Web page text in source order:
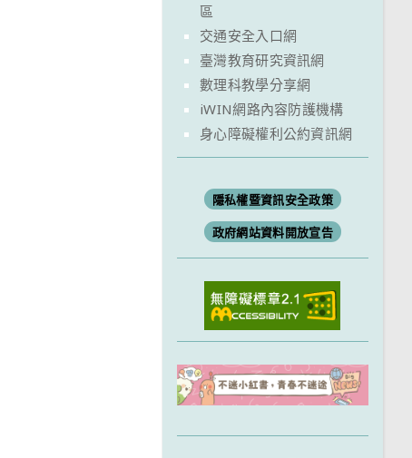
區
交通安全入口網
臺灣教育研究資訊網
數理科教學分享網
iWIN網路內容防護機構
身心障礙權利公約資訊網
隱私權暨資訊安全政策
政府網站資料開放宣告